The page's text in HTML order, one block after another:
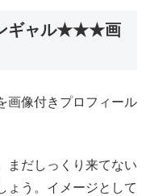
ギャル★★★画
画像付きプロフィール
まだしっくり来てない
ょう。イメージとして